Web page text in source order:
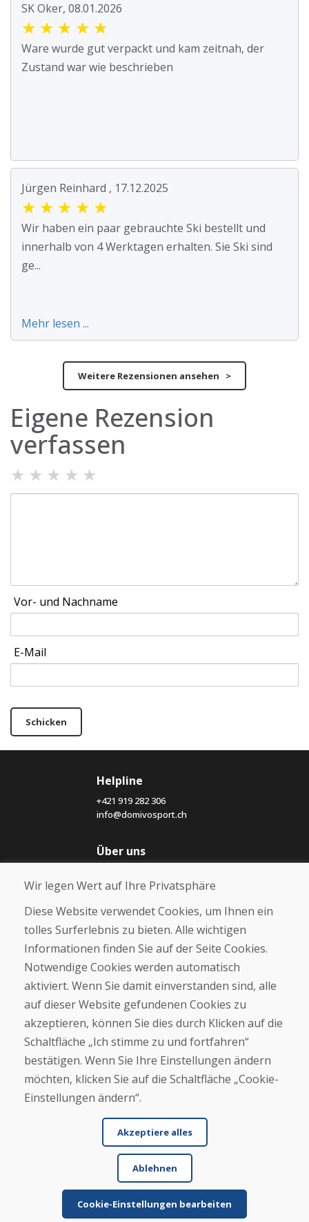
SK Oker, 08.01.2026
★ ★ ★ ★ ★
Ware wurde gut verpackt und kam zeitnah, der
Zustand war wie beschrieben
Jürgen Reinhard , 17.12.2025
★ ★ ★ ★ ★
Wir haben ein paar gebrauchte Ski bestellt und
innerhalb von 4 Werktagen erhalten. Sie Ski sind
ge...
Mehr lesen ...
Weitere Rezensionen ansehen >
Eigene Rezension
verfassen
★ ★ ★ ★ ★
Vor- und Nachname
E-Mail
Schicken
Helpline
+421 919 282 306
info@domivosport.ch
Über uns
Über uns
Kontakt
Kaufen
E-Shop
Geschäftsbedingungen
Zahlung
Beschwerde
Rückgabe und Umtausch von Waren
Cookies
© DOMIVOSPORT 2026, Alle Rechte vorbehalten
Wir legen Wert auf Ihre Privatsphäre
Diese Website verwendet Cookies, um Ihnen ein
tolles Surferlebnis zu bieten. Alle wichtigen
Informationen finden Sie auf der Seite Cookies.
Notwendige Cookies werden automatisch
aktiviert. Wenn Sie damit einverstanden sind, alle
auf dieser Website gefundenen Cookies zu
akzeptieren, können Sie dies durch Klicken auf die
Schaltfläche „Ich stimme zu und fortfahren“
bestätigen. Wenn Sie Ihre Einstellungen ändern
möchten, klicken Sie auf die Schaltfläche „Cookie-
Einstellungen ändern“.
Akzeptiere alles
Ablehnen
Cookie-Einstellungen bearbeiten